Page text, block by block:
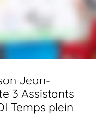
Jean-
3 Assistants
Temps plein